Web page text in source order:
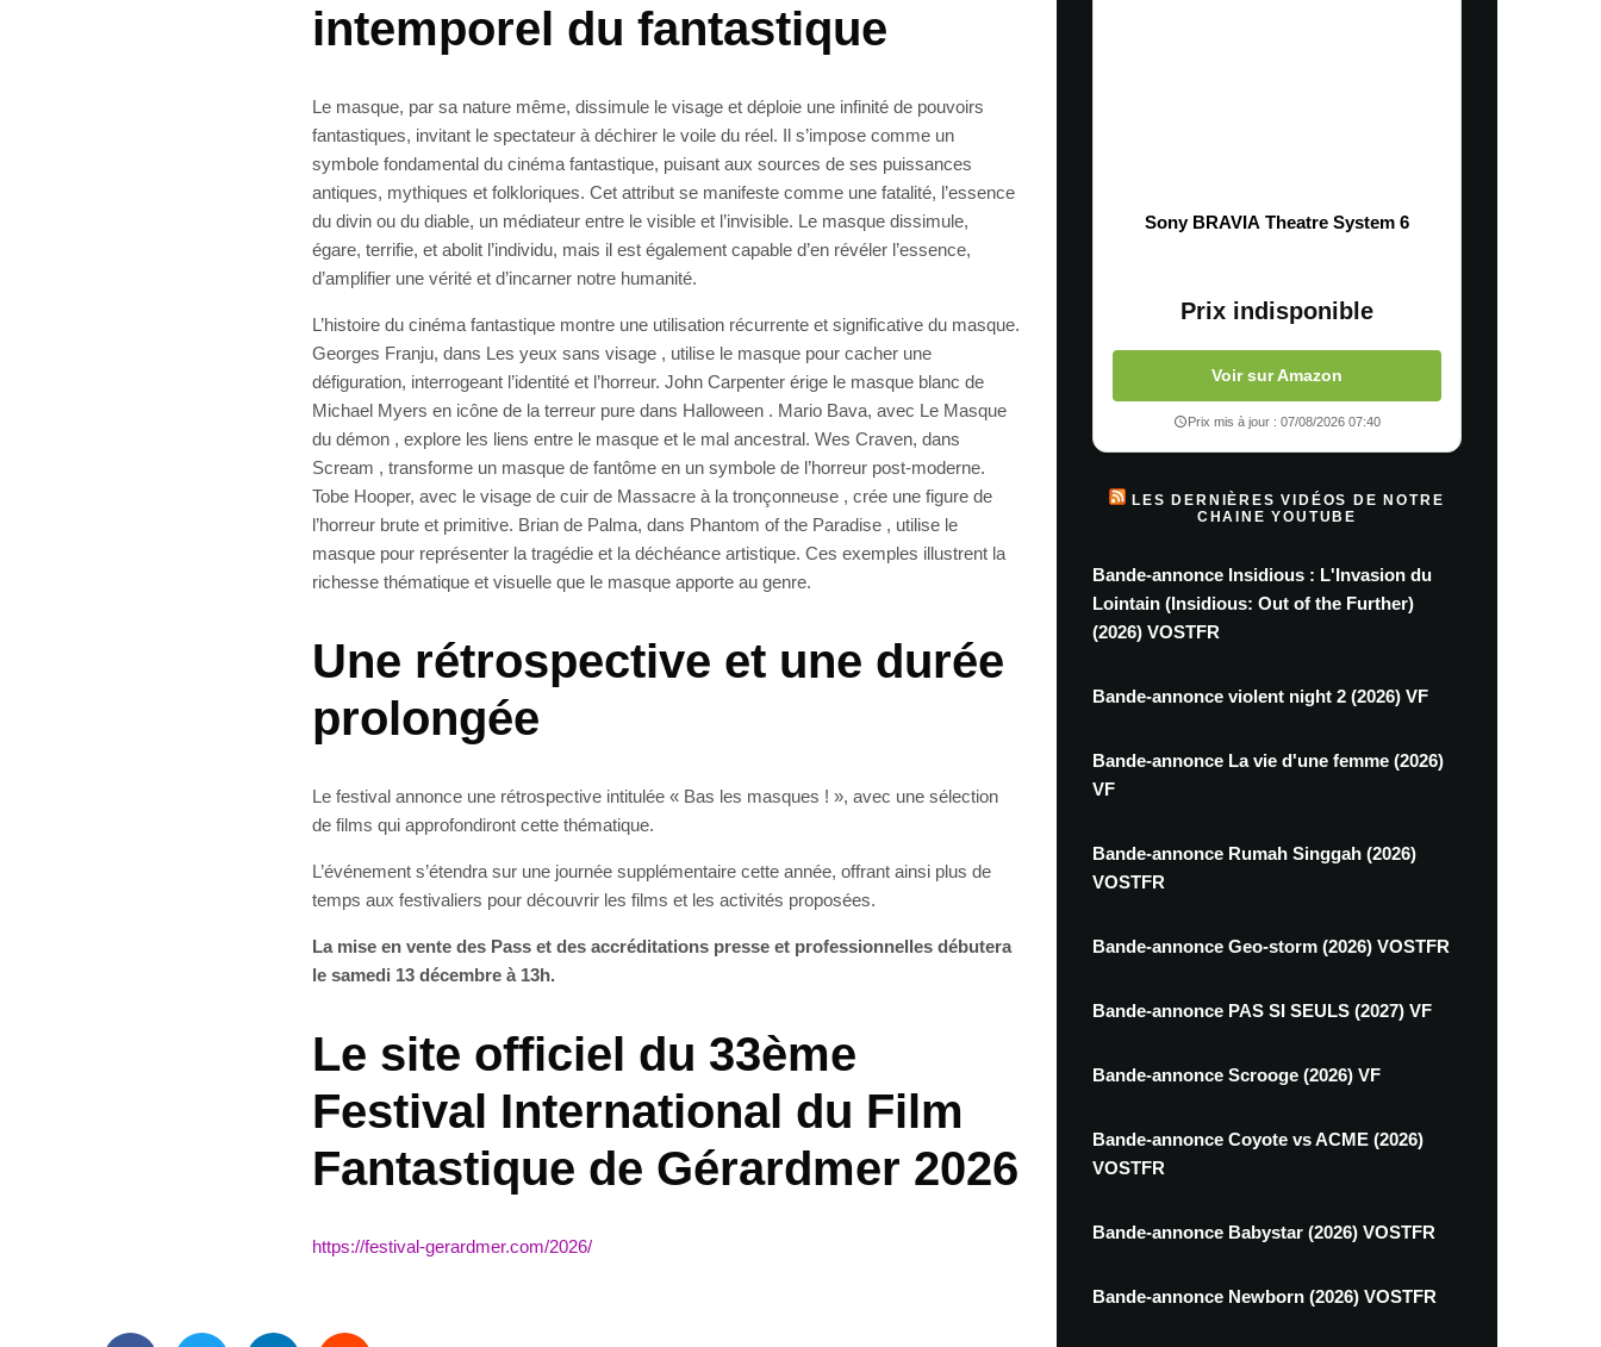
intemporel du fantastique
Le masque, par sa nature même, dissimule le visage et déploie une infinité de pouvoirs
fantastiques, invitant le spectateur à déchirer le voile du réel. Il s’impose comme un
symbole fondamental du cinéma fantastique, puisant aux sources de ses puissances
antiques, mythiques et folkloriques. Cet attribut se manifeste comme une fatalité, l’essence
du divin ou du diable, un médiateur entre le visible et l’invisible. Le masque dissimule,
égare, terrifie, et abolit l’individu, mais il est également capable d’en révéler l’essence,
d’amplifier une vérité et d’incarner notre humanité.
L’histoire du cinéma fantastique montre une utilisation récurrente et significative du masque.
Georges Franju, dans Les yeux sans visage , utilise le masque pour cacher une
défiguration, interrogeant l’identité et l’horreur. John Carpenter érige le masque blanc de
Michael Myers en icône de la terreur pure dans Halloween . Mario Bava, avec Le Masque
du démon , explore les liens entre le masque et le mal ancestral. Wes Craven, dans
Scream , transforme un masque de fantôme en un symbole de l’horreur post-moderne.
Tobe Hooper, avec le visage de cuir de Massacre à la tronçonneuse , crée une figure de
l’horreur brute et primitive. Brian de Palma, dans Phantom of the Paradise , utilise le
masque pour représenter la tragédie et la déchéance artistique. Ces exemples illustrent la
richesse thématique et visuelle que le masque apporte au genre.
Une rétrospective et une durée
prolongée
Le festival annonce une rétrospective intitulée « Bas les masques ! », avec une sélection
de films qui approfondiront cette thématique.
L’événement s’étendra sur une journée supplémentaire cette année, offrant ainsi plus de
temps aux festivaliers pour découvrir les films et les activités proposées.
La mise en vente des Pass et des accréditations presse et professionnelles débutera
le samedi 13 décembre à 13h.
Le site officiel du 33ème
Festival International du Film
Fantastique de Gérardmer 2026
https://festival-gerardmer.com/2026/
Sony BRAVIA Theatre System 6
Prix indisponible
Voir sur Amazon
Prix mis à jour : 07/08/2026 07:40
LES DERNIÈRES VIDÉOS DE NOTRE
CHAINE YOUTUBE
Bande-annonce Insidious : L'Invasion du
Lointain (Insidious: Out of the Further)
(2026) VOSTFR
Bande-annonce violent night 2 (2026) VF
Bande-annonce La vie d'une femme (2026)
VF
Bande-annonce Rumah Singgah (2026)
VOSTFR
Bande-annonce Geo-storm (2026) VOSTFR
Bande-annonce PAS SI SEULS (2027) VF
Bande-annonce Scrooge (2026) VF
Bande-annonce Coyote vs ACME (2026)
VOSTFR
Bande-annonce Babystar (2026) VOSTFR
Bande-annonce Newborn (2026) VOSTFR